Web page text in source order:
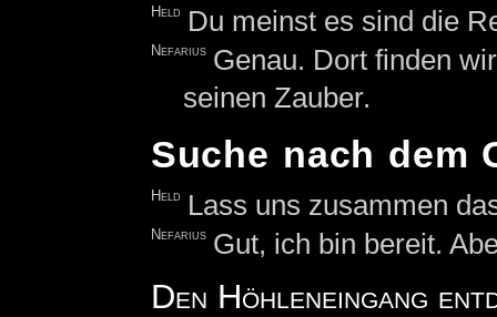
Held Du meinst es sind die
Nefarius Genau. Dort finden
seinen Zauber.
Suche nach dem
Held Lass uns zusammen
Nefarius Gut, ich bin bereit.
Den Höhleneingang